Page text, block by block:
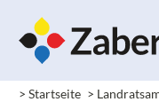
> Startseite >